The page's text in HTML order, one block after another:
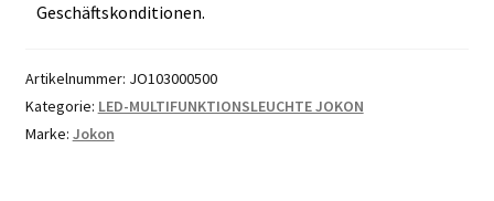
Geschäftskonditionen.
Artikelnummer: JO103000500
Kategorie: LED-MULTIFUNKTIONSLEUCHTE JOKON
Marke: Jokon